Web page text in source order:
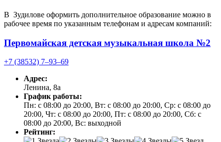
В Зудилове оформить дополнительное образование можно в
рабочее время по указанным телефонам и адресам компаний:
Первомайская детская музыкальная школа №2
+7 (38532) 7‒93‒69
Адрес:
Ленина, 8а
График работы:
Пн: с 08:00 до 20:00, Вт: с 08:00 до 20:00, Ср: с 08:00 до
20:00, Чт: с 08:00 до 20:00, Пт: с 08:00 до 20:00, Сб: с
08:00 до 20:00, Вс: выходной
Рейтинг: